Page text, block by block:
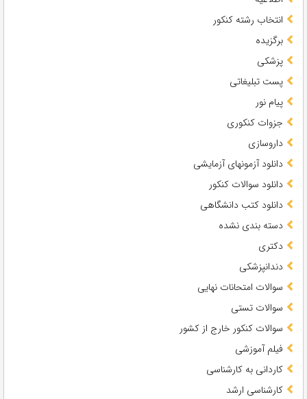
انتخاب رشته کنکور
برگزیده
پزشکی
پست تبلیغاتی
پیام نور
جزوات کنکوری
داروسازی
دانلود آزمونهای آزمایشی
دانلود سوالات کنکور
دانلود کتب دانشگاهی
دسته بندی نشده
دکتری
دندانپزشکی
سوالات امتحانات نهایی
سوالات تستی
سوالات کنکور خارج از کشور
فیلم آموزشی
کاردانی به کارشناسی
کارشناسی ارشد